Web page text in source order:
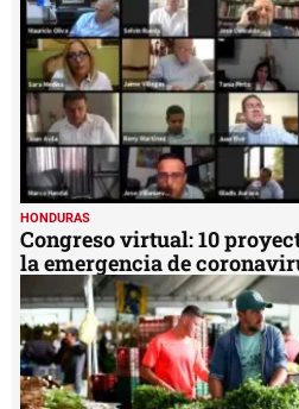
HONDURAS
Congreso virtual: 10
la emergencia de